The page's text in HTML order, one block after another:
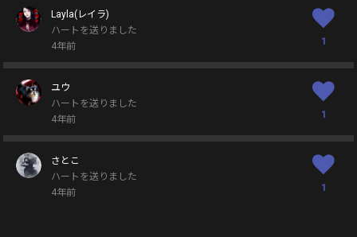
Layla(レイラ)
ハートを送りました
4年前
1
ユウ
ハートを送りました
4年前
1
さとこ
ハートを送りました
4年前
1